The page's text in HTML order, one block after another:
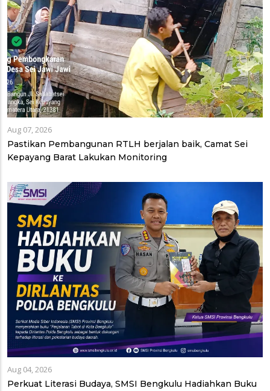
Aug 07, 2026
Pastikan Pembangunan RTLH berjalan baik, Camat Sei
Kepayang Barat Lakukan Monitoring
Aug 04, 2026
Perkuat Literasi Budaya, SMSI Bengkulu Hadiahkan Buku